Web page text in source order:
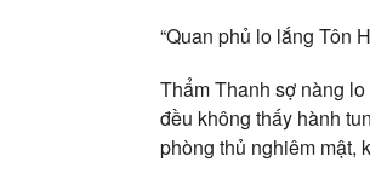
“Quan phủ lo lắng Tôn
Thẩm Thanh sợ nàng
đều không thấy hành
phòng thủ nghiêm mật,